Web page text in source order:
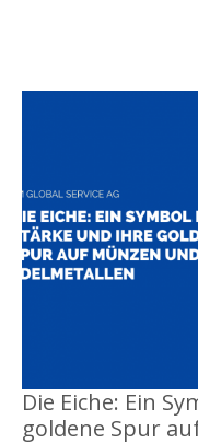
Die Eiche: Ein
goldene Spur